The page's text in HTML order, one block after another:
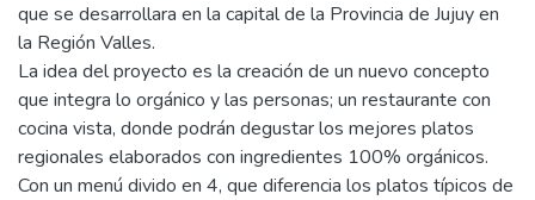
que se desarrollara en la capital de la Provincia de Jujuy en
la Región Valles.
La idea del proyecto es la creación de un nuevo concepto
que integra lo orgánico y las personas; un restaurante con
cocina vista, donde podrán degustar los mejores platos
regionales elaborados con ingredientes 100% orgánicos.
Con un menú divido en 4, que diferencia los platos típicos de